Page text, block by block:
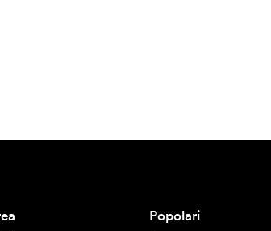
Popolari